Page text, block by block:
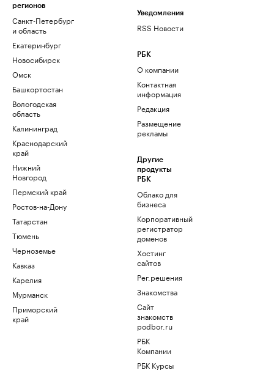
регионов
Санкт-Петербург
и область
Екатеринбург
Новосибирск
Омск
Башкортостан
Вологодская
область
Калининград
Краснодарский
край
Нижний
Новгород
Пермский край
Ростов-на-Дону
Татарстан
Тюмень
Черноземье
Кавказ
Карелия
Мурманск
Приморский
край
Уведомления
RSS Новости
РБК
О компании
Контактная
информация
Редакция
Размещение
рекламы
Другие
продукты
РБК
Облако для
бизнеса
Корпоративный
регистратор
доменов
Хостинг
сайтов
Рег.решения
Знакомства
Сайт
знакомств
podbor.ru
РБК
Компании
РБК Курсы